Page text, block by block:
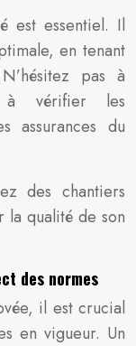
est essentiel. Il
en tenant
pas à
à vérifier les
assurances du
des chantiers
qualité de son
des normes
il est crucial
en vigueur. Un